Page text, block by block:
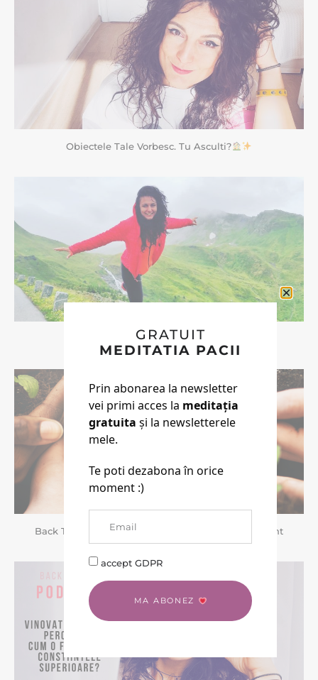
Obiectele Tale Vorbesc. Tu Asculti?
BACK TO LIFE
Back To Life | Doua Cursuri Noi Pentru Noul Pamant
GRATUIT
MEDITATIA PACII
Prin abonarea la newsletter
vei primi acces la meditația
gratuita și la newsletterele
mele.
Te poti dezabona în orice
moment :)
accept GDPR
MA ABONEZ